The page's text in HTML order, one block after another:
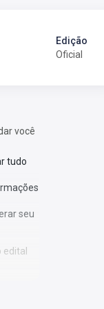
Edição
Oficial
você
tudo
seu